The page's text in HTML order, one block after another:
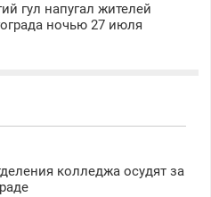
гул напугал жителей
ночью 27 июля
колледжа осудят за